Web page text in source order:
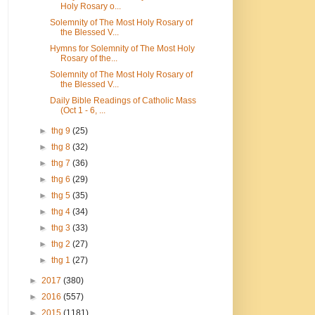
Holy Rosary o...
Solemnity of The Most Holy Rosary of
the Blessed V...
Hymns for Solemnity of The Most Holy
Rosary of the...
Solemnity of The Most Holy Rosary of
the Blessed V...
Daily Bible Readings of Catholic Mass
(Oct 1 - 6, ...
►thg 9(25)
►thg 8(32)
►thg 7(36)
►thg 6(29)
►thg 5(35)
►thg 4(34)
►thg 3(33)
►thg 2(27)
►thg 1(27)
► 2017 (380)
► 2016 (557)
► 2015 (1181)